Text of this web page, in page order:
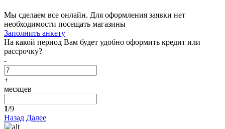
Мы сделаем все онлайн. Для оформления заявки нет
необходимости посещать магазины
Заполнить анкету
На какой период Вам будет удобно оформить кредит или
рассрочку?
-
+
месяцев
1/9
Назад Далее